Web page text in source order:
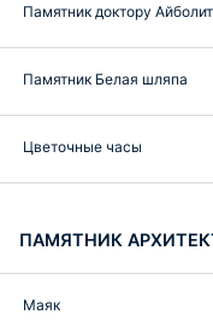
Памятник доктору
Памятник Белая шляпа
Цветочные часы
ПАМЯТНИК
Маяк